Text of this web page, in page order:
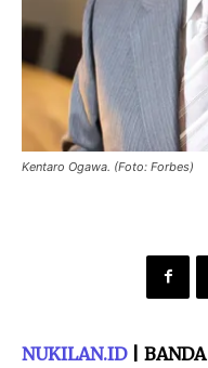
Kentaro Ogawa. (Foto: Forbes)
NUKILAN.ID| BANDA